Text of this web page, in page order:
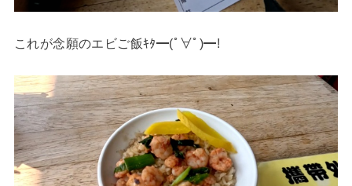
これが念願のエビご飯ｷﾀ━(ﾟ∀ﾟ)━!